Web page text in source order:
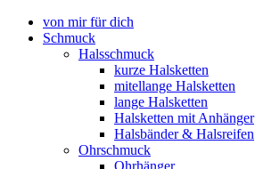
von mir für dich
Schmuck
Halsschmuck
kurze Halsketten
mitellange Halsketten
lange Halsketten
Halsketten mit Anhänger
Halsbänder & Halsreifen
Ohrschmuck
Ohrhänger